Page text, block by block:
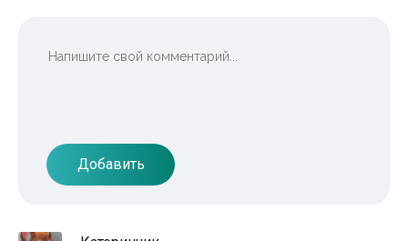
Добавить